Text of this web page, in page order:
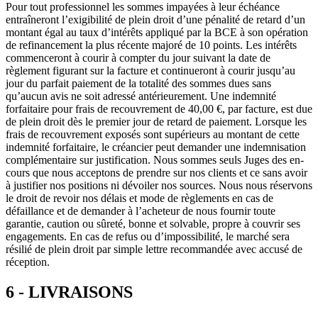
Pour tout professionnel les sommes impayées à leur échéance
entraîneront l’exigibilité de plein droit d’une pénalité de retard d’un
montant égal au taux d’intérêts appliqué par la BCE à son opération
de refinancement la plus récente majoré de 10 points. Les intérêts
commenceront à courir à compter du jour suivant la date de
règlement figurant sur la facture et continueront à courir jusqu’au
jour du parfait paiement de la totalité des sommes dues sans
qu’aucun avis ne soit adressé antérieurement. Une indemnité
forfaitaire pour frais de recouvrement de 40,00 €, par facture, est due
de plein droit dès le premier jour de retard de paiement. Lorsque les
frais de recouvrement exposés sont supérieurs au montant de cette
indemnité forfaitaire, le créancier peut demander une indemnisation
complémentaire sur justification. Nous sommes seuls Juges des en-
cours que nous acceptons de prendre sur nos clients et ce sans avoir
à justifier nos positions ni dévoiler nos sources. Nous nous réservons
le droit de revoir nos délais et mode de règlements en cas de
défaillance et de demander à l’acheteur de nous fournir toute
garantie, caution ou sûreté, bonne et solvable, propre à couvrir ses
engagements. En cas de refus ou d’impossibilité, le marché sera
résilié de plein droit par simple lettre recommandée avec accusé de
réception.
6 - LIVRAISONS